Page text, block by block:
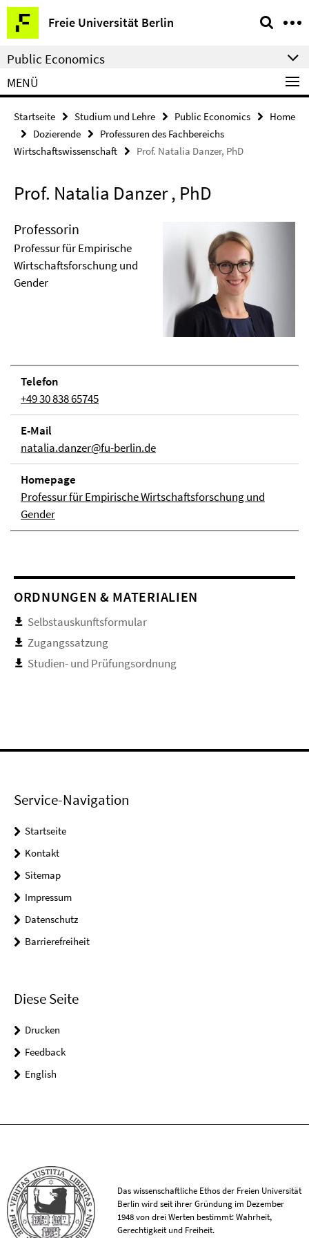
Springe
direkt
zu
Inhalt
Freie Universität Berlin
Service-
Navigation
Public Economics
MENÜ
Startseite Studium und Lehre Public Economics
Home
Dozierende
Professuren des Fachbereichs
Wirtschaftswissenschaft
Prof. Natalia Danzer, PhD
Prof. Natalia Danzer , PhD
Professorin
Professur für Empirische
Wirtschaftsforschung und
Gender
Telefon
+49 30 838 65745
E-Mail
natalia.danzer@fu-berlin.de
Homepage
Professur für Empirische Wirtschaftsforschung und
Gender
ORDNUNGEN & MATERIALIEN
Selbstauskunftsformular
Zugangssatzung
Studien- und Prüfungsordnung
Service-Navigation
Startseite
Kontakt
Sitemap
Impressum
Datenschutz
Barrierefreiheit
Diese Seite
Drucken
Feedback
English
Das wissenschaftliche Ethos der Freien Universität
Berlin wird seit ihrer Gründung im Dezember
1948 von drei Werten bestimmt: Wahrheit,
Gerechtigkeit und Freiheit.